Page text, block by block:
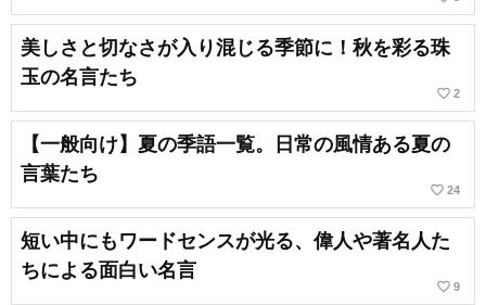
美しさと切なさが入り混じる季節に！秋を彩る珠
玉の名言たち
favorite_border 2
【一般向け】夏の季語一覧。日常の風情ある夏の
言葉たち
favorite_border 24
短い中にもワードセンスが光る、偉人や著名人た
ちによる面白い名言
favorite_border 9